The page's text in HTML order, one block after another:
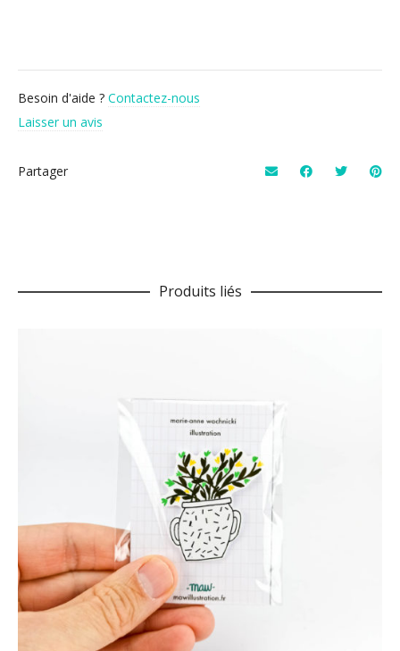
Besoin d'aide ? Contactez-nous
Laisser un avis
Partager
Produits liés